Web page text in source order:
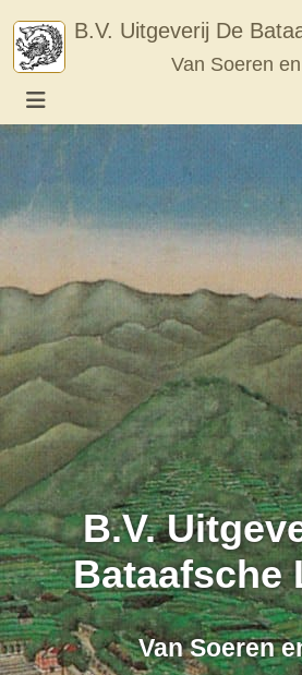
content
B.V. Uitgeverij De
Van Soeren
B.V.
Bataafsche
Van Soeren